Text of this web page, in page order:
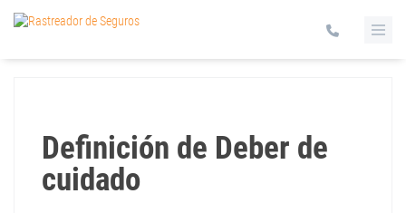
Definición de Deber de
cuidado